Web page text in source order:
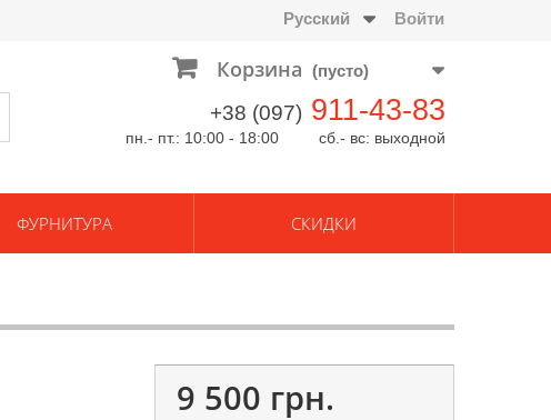
Войти
Русский
Корзина (пусто)
+38 (097) 911-43-83
пн.- пт.: 10:00 - 18:00 сб.- вс: выходной
ФУРНИТУРА СКИДКИ
9 500 грн.